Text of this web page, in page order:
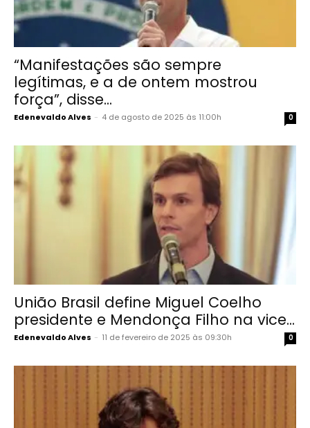
“Manifestações são sempre
legítimas, e a de ontem mostrou
força”, disse...
Edenevaldo Alves - 4 de agosto de 2025 às 11:00h 0
União Brasil define Miguel Coelho
presidente e Mendonça Filho na vice...
Edenevaldo Alves - 11 de fevereiro de 2025 às 09:30h 0